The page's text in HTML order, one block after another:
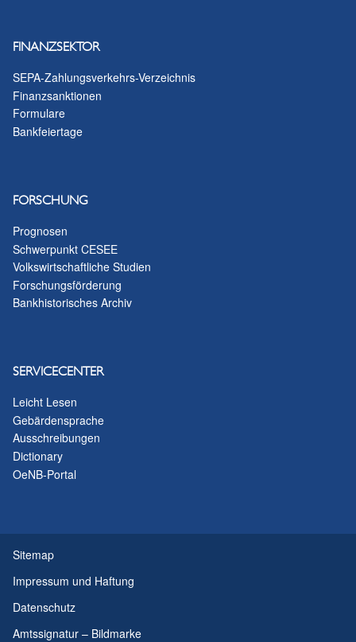
FINANZSEKTOR
SEPA-Zahlungsverkehrs-Verzeichnis
Finanzsanktionen
Formulare
Bankfeiertage
FORSCHUNG
Prognosen
Schwerpunkt CESEE
Volkswirtschaftliche Studien
Forschungsförderung
Bankhistorisches Archiv
SERVICECENTER
Leicht Lesen
Gebärdensprache
Ausschreibungen
Dictionary
OeNB-Portal
Sitemap
Impressum und Haftung
Datenschutz
Amtssignatur – Bildmarke